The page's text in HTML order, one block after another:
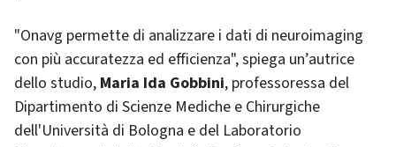
"Onavg permette di analizzare i dati di neuroimaging
con più accuratezza ed efficienza", spiega un’autrice
dello studio, Maria Ida Gobbini, professoressa del
Dipartimento di Scienze Mediche e Chirurgiche
dell'Università di Bologna e del Laboratorio